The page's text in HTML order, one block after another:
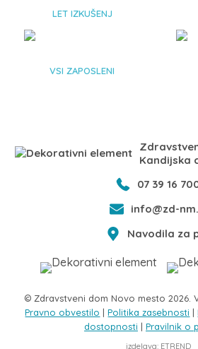
LET IZKUŠENJ
VSI ZAPOSLENI
Kandijska
07 39 16
info@zd-
Navodila za
© Zdravstveni dom Novo mesto 2026.
Pravno obvestilo |Politika zasebnosti |
dostopnosti | Pravilnik o
izdelava: ETREND